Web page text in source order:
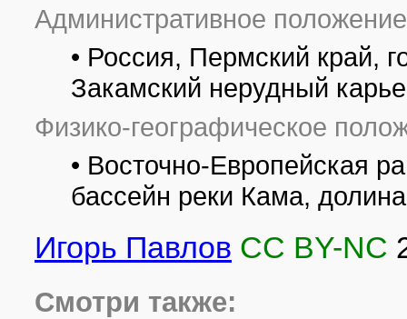
Административное
• Россия, Пермский край,
Закамский нерудный
Физико-географическое
• Восточно-Европейская
бассейн реки Кама,
Игорь Павлов CC BY-NC
Смотри также: